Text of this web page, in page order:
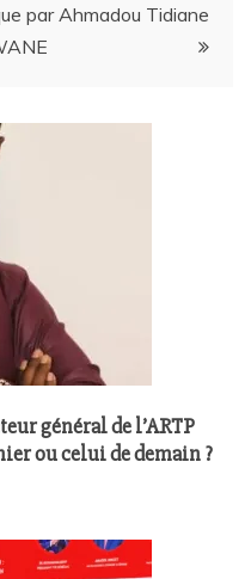
par Ahmadou Tidiane
général de l’ARTP
ou celui de demain ?